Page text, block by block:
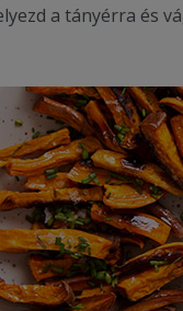
a tányérra és